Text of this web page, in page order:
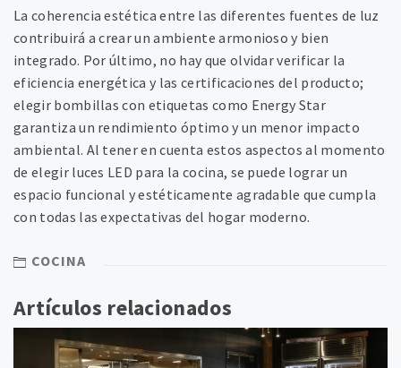
La coherencia estética entre las diferentes fuentes de luz
contribuirá a crear un ambiente armonioso y bien
integrado. Por último, no hay que olvidar verificar la
eficiencia energética y las certificaciones del producto;
elegir bombillas con etiquetas como Energy Star
garantiza un rendimiento óptimo y un menor impacto
ambiental. Al tener en cuenta estos aspectos al momento
de elegir luces LED para la cocina, se puede lograr un
espacio funcional y estéticamente agradable que cumpla
con todas las expectativas del hogar moderno.
COCINA
Artículos relacionados